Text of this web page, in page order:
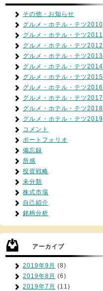
その他・お知らせ
グルメ・ホテル・テツ2010
グルメ・ホテル・テツ2011
グルメ・ホテル・テツ2012
グルメ・ホテル・テツ2013
グルメ・ホテル・テツ2014
グルメ・ホテル・テツ2015
グルメ・ホテル・テツ2016
グルメ・ホテル・テツ2017
グルメ・ホテル・テツ2018
グルメ・ホテル・テツ2019
コメント
ポートフォリオ
備忘録
所感
投資戦略
未分類
株式市場
自己紹介
銘柄分析
アーカイブ
2019年9月 (8)
2019年8月 (6)
2019年7月 (11)